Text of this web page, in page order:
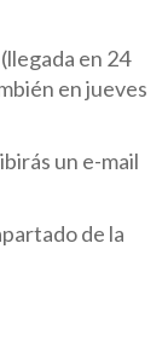
en 24
en jueves
un e-mail
de la